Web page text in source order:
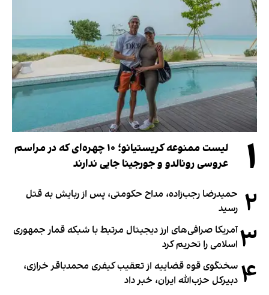
۱
لیست ممنوعه کریستیانو؛ ۱۰ چهره‌ای که در مراسم
عروسی رونالدو و جورجینا جایی ندارند
۲ حمیدرضا رجب‌زاده، مداح حکومتی، پس از ربایش به قتل
رسید
۳آمریکا صرافی‌های ارز دیجیتال مرتبط با شبکه قمار جمهوری
اسلامی را تحریم کرد
۴ سخنگوی قوه قضاییه از تعقیب کیفری محمدباقر خرازی،
دبیر‌کل حزب‌الله ایران، خبر داد